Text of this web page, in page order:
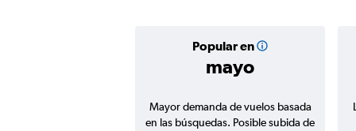
Popular en
mayo
Mayor demanda de vuelos basada
en las búsquedas. Posible subida de